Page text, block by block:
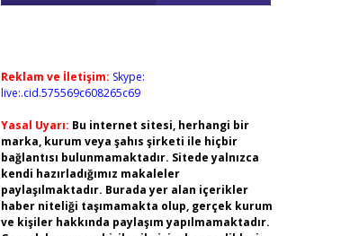
Reklam ve İletişim: Skype:
live:.cid.575569c608265c69
Yasal Uyarı: Bu internet sitesi, herhangi bir
marka, kurum veya şahıs şirketi ile hiçbir
bağlantısı bulunmamaktadır. Sitede yalnızca
kendi hazırladığımız makaleler
paylaşılmaktadır. Burada yer alan içerikler
haber niteliği taşımamakta olup, gerçek kurum
ve kişiler hakkında paylaşım yapılmamaktadır.